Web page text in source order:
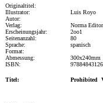
Originaltitel:
Illustrator:
Autor:
Verlag:
Erscheinungsjahr:
Seitenanzahl:
Sprache:
Format:
Abmessung:
ISBN:
Luis Royo
Norma
2oo1
80
spanisch
300x240mm
Titel: Prohibited